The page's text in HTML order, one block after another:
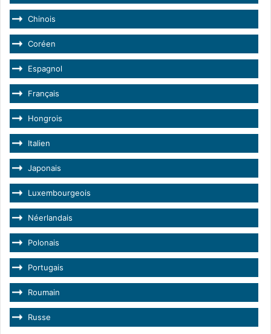
Chinois
Coréen
Espagnol
Français
Hongrois
Italien
Japonais
Luxembourgeois
Néerlandais
Polonais
Portugais
Roumain
Russe